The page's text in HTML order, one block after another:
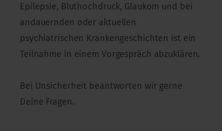
Epilepsie, Bluthochdruck, Glaukom und bei
andauernden oder aktuellen
psychiatrischen Krankengeschichten ist ein
Teilnahme in einem Vorgespräch abzuklären.
Bei Unsicherheit beantworten wir gerne
Deine Fragen.